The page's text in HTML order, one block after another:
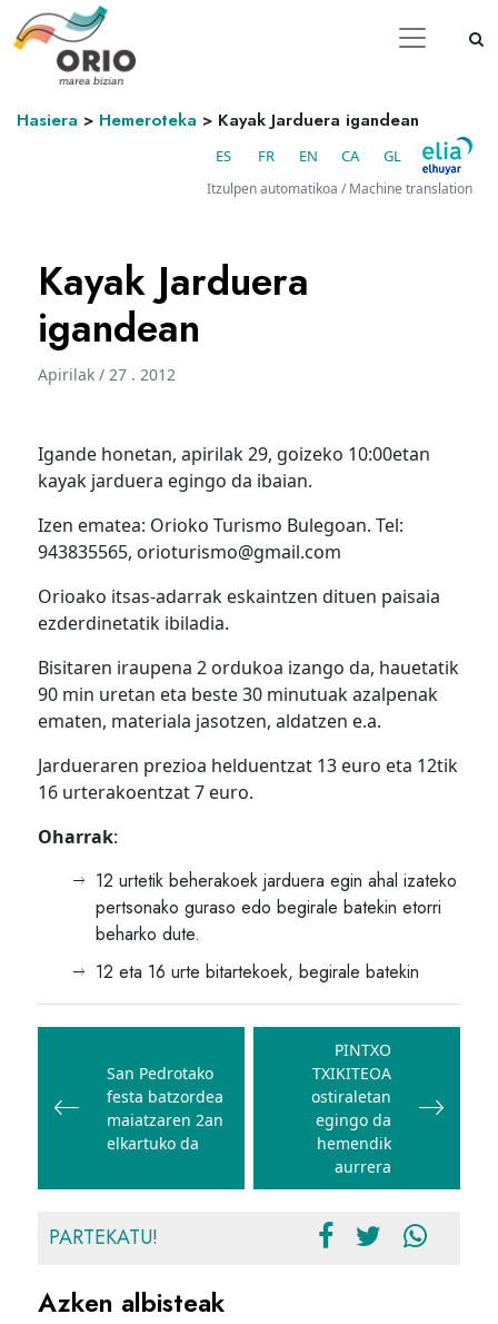
Hasiera > Hemeroteka > Kayak Jarduera igandean
ES FR EN CA GL
Itzulpen automatikoa / Machine translation
Kayak Jarduera
igandean
Apirilak / 27 . 2012
Igande honetan, apirilak 29, goizeko 10:00etan
kayak jarduera egingo da ibaian.
Izen ematea: Orioko Turismo Bulegoan. Tel:
943835565, orioturismo@gmail.com
Orioako itsas-adarrak eskaintzen dituen paisaia
ezderdinetatik ibiladia.
Bisitaren iraupena 2 ordukoa izango da, hauetatik
90 min uretan eta beste 30 minutuak azalpenak
ematen, materiala jasotzen, aldatzen e.a.
Jardueraren prezioa helduentzat 13 euro eta 12tik
16 urterakoentzat 7 euro.
Oharrak:
12 urtetik beherakoek jarduera egin ahal izateko
pertsonako guraso edo begirale batekin etorri
beharko dute.
12 eta 16 urte bitartekoek, begirale batekin
Bidalketetan
nabigatuSan Pedrotako
festa batzordea
maiatzaren 2an
elkartuko da
PINTXO
TXIKITEOA
ostiraletan
egingo da
hemendik
aurrera
PARTEKATU!
Azken albisteak